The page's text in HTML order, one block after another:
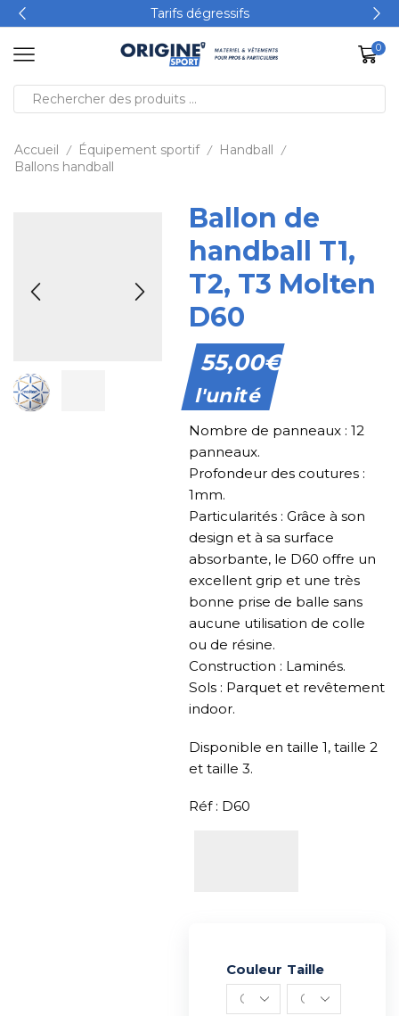
Tarifs dégressifs
0
Accueil / Équipement sportif / Handball /
Ballons handball
Ballon de
handball T1,
T2, T3 Molten
D60
55,00€
l'unité
Nombre de panneaux : 12
panneaux.
Profondeur des coutures :
1mm.
Particularités : Grâce à son
design et à sa surface
absorbante, le D60 offre un
excellent grip et une très
bonne prise de balle sans
aucune utilisation de colle
ou de résine.
Construction : Laminés.
Sols : Parquet et revêtement
indoor.
Disponible en taille 1, taille 2
et taille 3.
Réf : D60
Couleur Taille
Alternative: